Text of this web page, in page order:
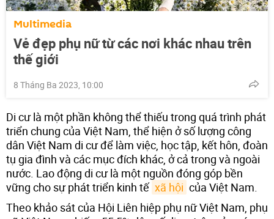
Multimedia
Vẻ đẹp phụ nữ từ các nơi khác nhau trên
thế giới
8 Tháng Ba 2023, 10:00
Di cư là một phần không thể thiếu trong quá trình phát
triển chung của Việt Nam, thể hiện ở số lượng công
dân Việt Nam di cư để làm việc, học tập, kết hôn, đoàn
tụ gia đình và các mục đích khác, ở cả trong và ngoài
nước. Lao động di cư là một nguồn đóng góp bền
vững cho sự phát triển kinh tế xã hội của Việt Nam.
Theo khảo sát của Hội Liên hiệp phụ nữ Việt Nam, phụ